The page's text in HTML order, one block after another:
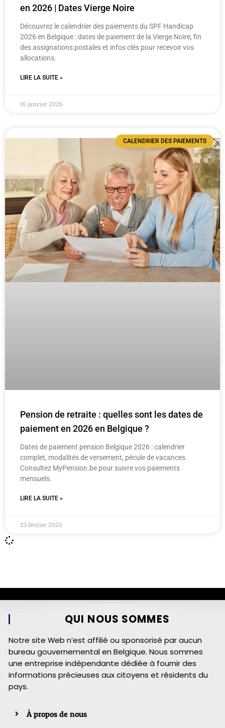
en 2026 | Dates Vierge Noire
Découvrez le calendrier des paiements du SPF Handicap
2026 en Belgique : dates de paiement de la Vierge Noire, fin
des assignations postales et infos clés pour recevoir vos
allocations.
LIRE LA SUITE »
16 janvier 2026
CALENDRIER DES PAIEMENTS
Pension de retraite : quelles sont les dates de
paiement en 2026 en Belgique ?
Dates de paiement pension Belgique 2026 : calendrier
complet, modalités de versement, pécule de vacances.
Consultez MyPension.be pour suivre vos paiements
mensuels.
LIRE LA SUITE »
23 février 2026
QUI NOUS SOMMES
Notre site Web n’est affilié ou sponsorisé par aucun
bureau gouvernemental en Belgique. Nous sommes
une entreprise indépendante dédiée à fournir des
informations précieuses aux citoyens et résidents du
pays.
À propos de nous